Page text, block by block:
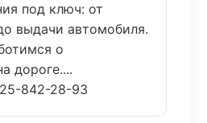
под ключ: от
выдачи автомобиля.
о
дороге....
842-28-93